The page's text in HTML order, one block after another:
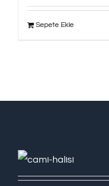
Sepete Ekle